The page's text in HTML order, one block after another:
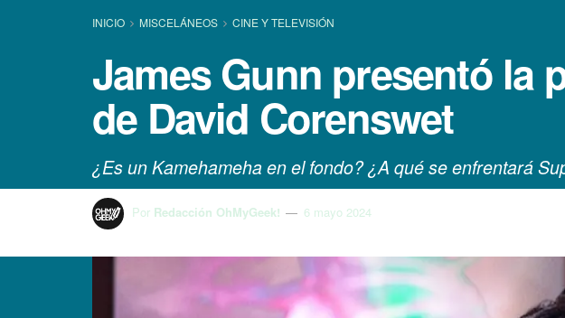
INICIO MISCELÁNEOS CINE Y TELEVISIÓN
James Gunn presentó la
de David Corenswet
¿Es un Kamehameha en el fondo? ¿A qué se enfrentará
Por Redacción OhMyGeek! 6 mayo 2024